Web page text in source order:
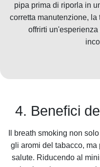
pipa prima di riporla in
corretta manutenzione,
offrirti
4. Benefici
Il breath smoking non
gli aromi del tabacco,
salute. Riducendo al